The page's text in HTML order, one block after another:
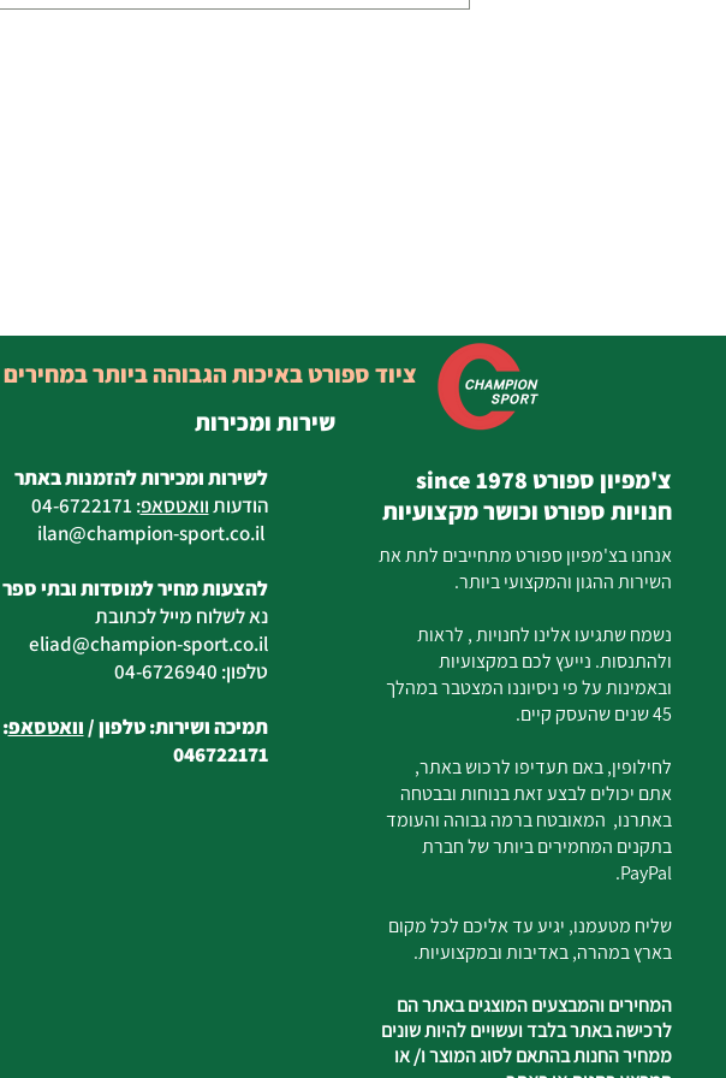
לשירות ומכירות להזמנות באתר
הודעותוואטסאפ:
04-6722171
ilan
@champion-sport.co.il
להצעות מחיר למוסדות ובתי ספר
נא לשלוח מייל לכתובת
eliad@champion-sport.co.il
טלפון: 04-6726940
תמיכה ושירות: טלפון /וואטסאפ:
046722171
צ'מפיון ספורט since 1978
חנויות ספורט וכושר מקצועיות
אנחנו בצ'מפיון ספורט מתחייבים לתת את
השירות ההגון והמקצועי ביותר.
נשמח שתגיעו אלינו לחנויות , לראות
ולהתנסות. נייעץ לכם במקצועיות
ובאמינות על פי ניסיוננו המצטבר במהלך
45 שנים שהעסק קיים.
לחילופין, באם תעדיפו לרכוש באתר,
אתם יכולים לבצע זאת בנוחות ובבטחה
באתרנו, המאובטח ברמה גבוהה והעומד
בתקנים המחמירים ביותר של חברת
PayPal.
שליח מטעמנו, יגיע עד אליכם לכל מקום
בארץ במהרה, באדיבות ובמקצועיות.
המחירים והמבצעים המוצגים באתר הם
לרכישה באתר בלבד ועשויים להיות שונים
ממחיר החנות בהתאם לסוג המוצר ו/ או
שירות ומכירות
ציוד ספורט באיכות הגבוהה ביותר